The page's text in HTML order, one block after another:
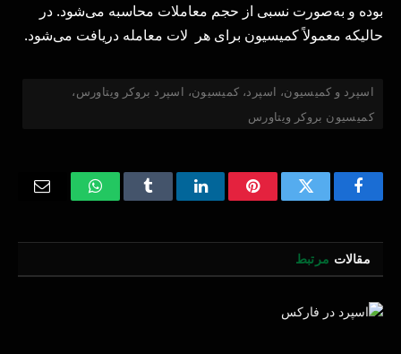
بوده و به‌صورت نسبی از حجم معاملات محاسبه می‌شود. در
حالیکه معمولاً کمیسیون برای هر لات معامله دریافت می‌شود.
اسپرد و کمیسیون، اسپرد، کمیسیون، اسپرد بروکر ویتاورس،
کمیسیون بروکر ویتاورس
Facebook
Twitter
Pinterest
LinkedIn
Tumblr
WhatsApp
مقالات مرتبط